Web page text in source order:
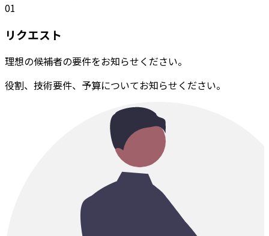
01
リクエスト
理想の候補者の要件をお知らせください。
役割、技術要件、予算についてお知らせください。